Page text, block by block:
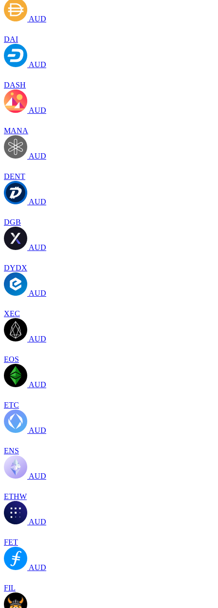
AUD
DAI
AUD
DASH
AUD
MANA
AUD
DENT
AUD
DGB
AUD
DYDX
AUD
XEC
AUD
EOS
AUD
ETC
AUD
ENS
AUD
ETHW
AUD
FET
AUD
FIL